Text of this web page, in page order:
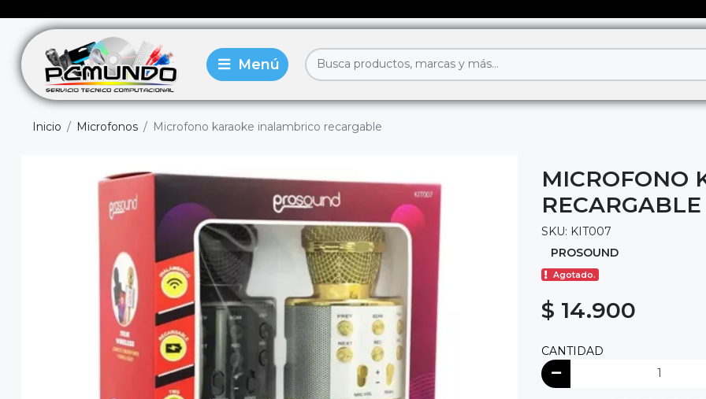
Inicio Microfonos Microfono karaoke inalambrico recargable
MICROFONO
RECARGABLE
SKU: KIT007
PROSOUND
Agotado.
$ 14.900
CANTIDAD